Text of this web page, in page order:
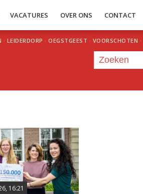
VACATURES OVER ONS CONTACT
· LEIDERDORP · OEGSTGEEST · VOORSCHOTEN ·
16:21